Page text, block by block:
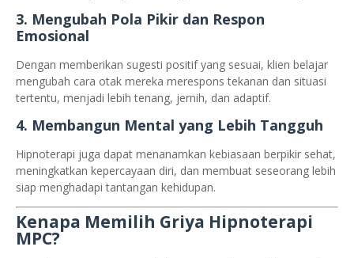
3. Mengubah Pola Pikir dan Respon
Emosional
Dengan memberikan sugesti positif yang sesuai, klien belajar
mengubah cara otak mereka merespons tekanan dan situasi
tertentu, menjadi lebih tenang, jernih, dan adaptif.
4. Membangun Mental yang Lebih Tangguh
Hipnoterapi juga dapat menanamkan kebiasaan berpikir sehat,
meningkatkan kepercayaan diri, dan membuat seseorang lebih
siap menghadapi tantangan kehidupan.
Kenapa Memilih Griya Hipnoterapi
MPC?